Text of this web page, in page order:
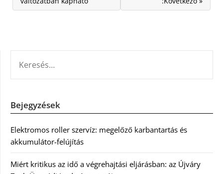
Bejegyzések
Elektromos roller szervíz: megelőző karbantartás és
akkumulátor-felújítás
Miért kritikus az idő a végrehajtási eljárásban: az Újváry